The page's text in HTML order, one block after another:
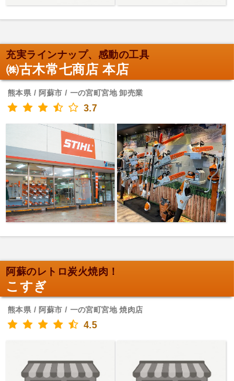
充実ラインナップ、感動の工具
㈱古木常七商店 本店
熊本県 / 阿蘇市 / 一の宮町宮地 卸売業
3.7
阿蘇のレトロ炭火焼肉！
こすぎ
熊本県 / 阿蘇市 / 一の宮町宮地 焼肉店
4.5